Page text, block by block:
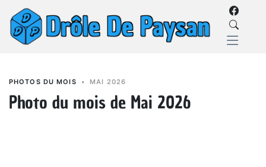
PHOTOS DU MOIS • MAI 2026
Photo du mois de Mai 2026